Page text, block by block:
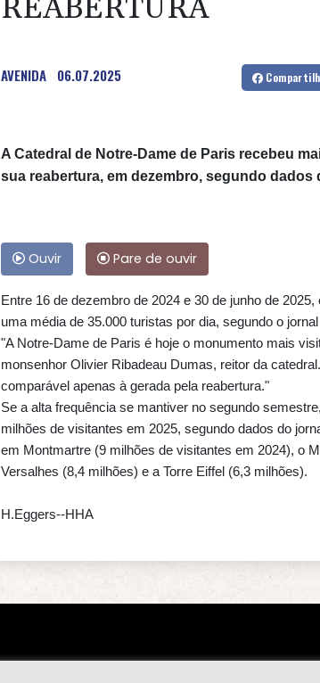
REABERTURA
AVENIDA 06.07.2025
A Catedral de Notre-Dame de Paris recebeu
sua reabertura, em dezembro, segundo
Ouvir Pare de ouvir
Entre 16 de dezembro de 2024 e 30 de junho de
uma média de 35.000 turistas por dia, segundo o
"A Notre-Dame de Paris é hoje o monumento mais
monsenhor Olivier Ribadeau Dumas, reitor da
comparável apenas à gerada pela reabertura."
Se a alta frequência se mantiver no segundo
milhões de visitantes em 2025, segundo dados do
em Montmartre (9 milhões de visitantes em 2024), o
Versalhes (8,4 milhões) e a Torre Eiffel (6,3 milhões).
H.Eggers--HHA